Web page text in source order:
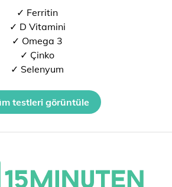
✓ Ferritin
✓ D Vitamini
✓ Omega 3
✓ Çinko
✓ Selenyum
testleri görüntüle